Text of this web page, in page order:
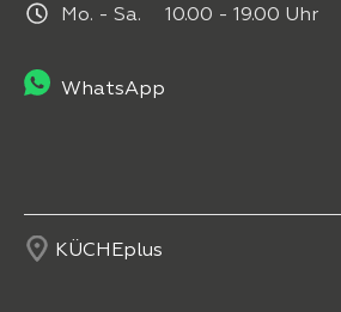
Mo. - Sa. 10.00 - 19.00 Uhr
WhatsApp
KÜCHEplus